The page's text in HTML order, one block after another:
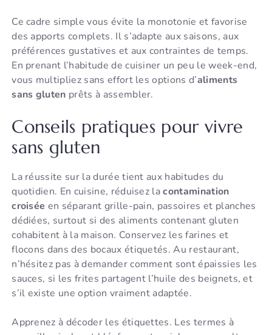
Ce cadre simple vous évite la monotonie et favorise
des apports complets. Il s’adapte aux saisons, aux
préférences gustatives et aux contraintes de temps.
En prenant l’habitude de cuisiner un peu le week-end,
vous multipliez sans effort les options d’aliments
sans gluten prêts à assembler.
Conseils pratiques pour vivre
sans gluten
La réussite sur la durée tient aux habitudes du
quotidien. En cuisine, réduisez lacontamination
croisée en séparant grille-pain, passoires et planches
dédiées, surtout si des aliments contenant gluten
cohabitent à la maison. Conservez les farines et
flocons dans des bocaux étiquetés. Au restaurant,
n’hésitez pas à demander comment sont épaissies les
sauces, si les frites partagent l’huile des beignets, et
s’il existe une option vraiment adaptée.
Apprenez à décoder les étiquettes. Les termes à